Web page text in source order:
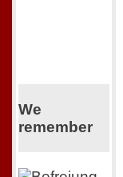
We
remember